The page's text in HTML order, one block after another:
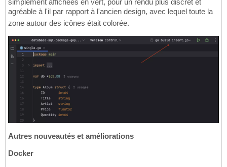
agréable à l'il par rapport à l'ancien design, avec lequel toute la
zone autour des icônes était colorée.
Autres nouveautés et améliorations
Docker